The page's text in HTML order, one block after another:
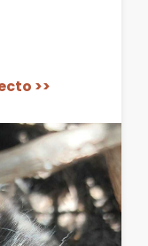
>>